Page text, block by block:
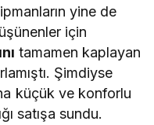
yine de
için
tamamen kaplayan
Şimdiyse
küçük ve konforlu
satışa sundu.